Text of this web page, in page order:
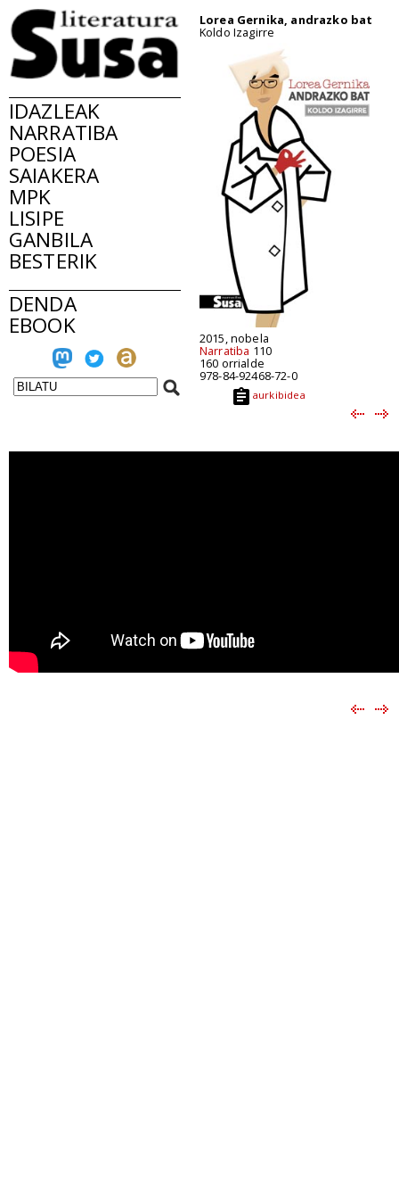
IDAZLEAK
NARRATIBA
POESIA
SAIAKERA
MPK
LISIPE
GANBILA
BESTERIK
DENDA
EBOOK
Lorea Gernika, andrazko bat
Koldo Izagirre
2015, nobela
Narratiba 110
160 orrialde
978-84-92468-72-0
aurkibidea